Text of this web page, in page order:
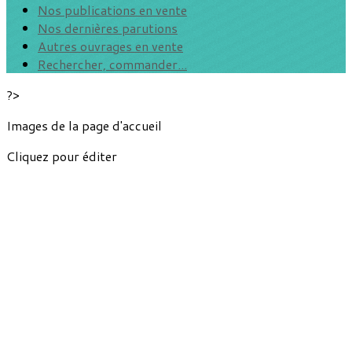
Nos publications en vente
Nos dernières parutions
Autres ouvrages en vente
Rechercher, commander...
?>
Images de la page d'accueil
Cliquez pour éditer